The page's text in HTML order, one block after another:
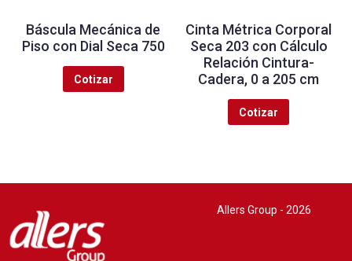
Báscula Mecánica de
Piso con Dial Seca 750
Cotizar
Cinta Métrica Corporal
Seca 203 con Cálculo
Relación Cintura-
Cadera, 0 a 205 cm
Cotizar
Allers Group - 2026